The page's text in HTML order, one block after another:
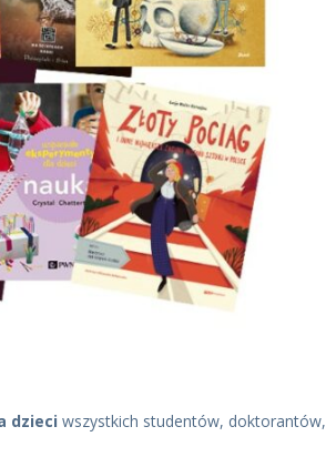
dzieci wszystkich studentów, doktorantów,